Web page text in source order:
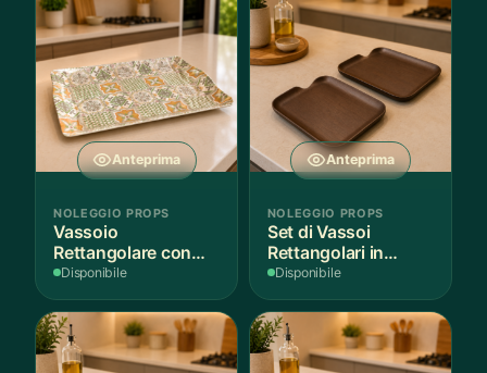
Anteprima
NOLEGGIO PROPS
Vassoio
Rettangolare con
Fantasia
Disponibile
Anteprima
NOLEGGIO PROPS
Set di Vassoi
Rettangolari in
Finitura Legno
Disponibile